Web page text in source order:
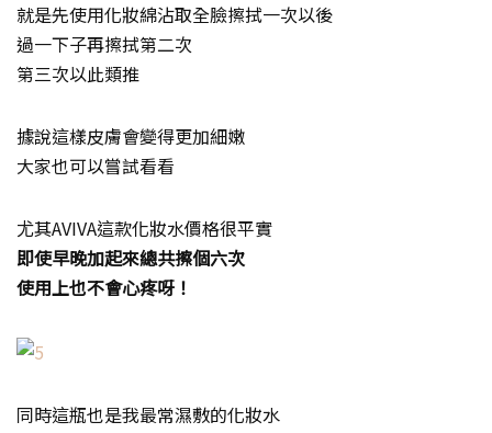
就是先使用化妝綿沾取全臉擦拭一次以後
過一下子再擦拭第二次
第三次以此類推
據說這樣皮膚會變得更加細嫩
大家也可以嘗試看看
尤其AVIVA這款化妝水價格很平實
即使早晚加起來總共擦個六次
使用上也不會心疼呀！
同時這瓶也是我最常濕敷的化妝水